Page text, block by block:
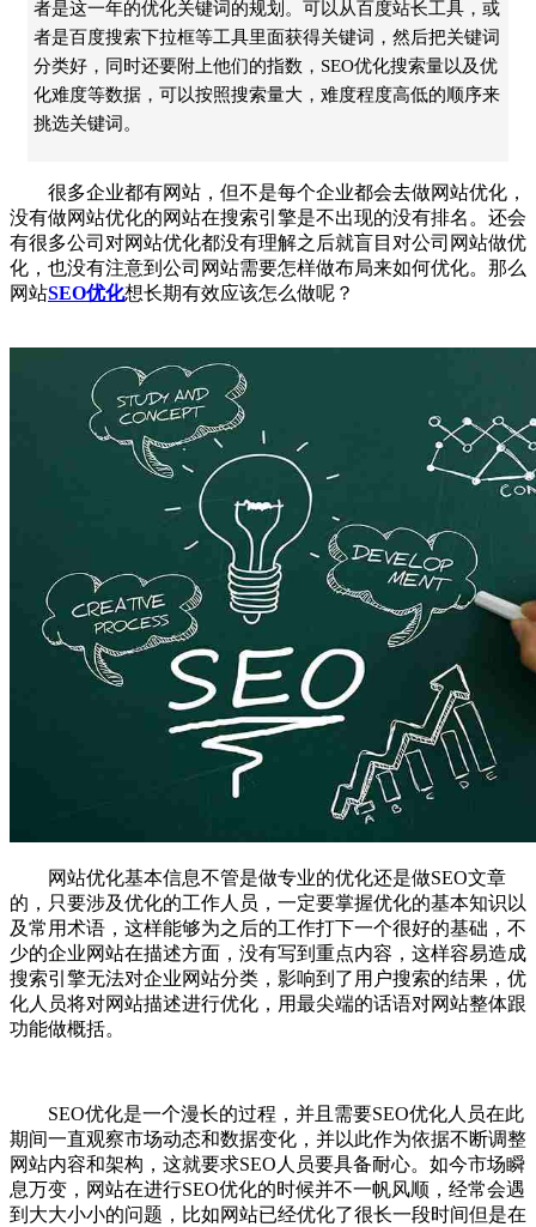
者是这一年的优化关键词的规划。可以从百度站长工具，或
者是百度搜索下拉框等工具里面获得关键词，然后把关键词
分类好，同时还要附上他们的指数，SEO优化搜索量以及优
化难度等数据，可以按照搜索量大，难度程度高低的顺序来
挑选关键词。
很多企业都有网站，但不是每个企业都会去做网站优化，
没有做网站优化的网站在搜索引擎是不出现的没有排名。还会
有很多公司对网站优化都没有理解之后就盲目对公司网站做优
化，也没有注意到公司网站需要怎样做布局来如何优化。那么
网站SEO优化想长期有效应该怎么做呢？
网站优化基本信息不管是做专业的优化还是做SEO文章
的，只要涉及优化的工作人员，一定要掌握优化的基本知识以
及常用术语，这样能够为之后的工作打下一个很好的基础，不
少的企业网站在描述方面，没有写到重点内容，这样容易造成
搜索引擎无法对企业网站分类，影响到了用户搜索的结果，优
化人员将对网站描述进行优化，用最尖端的话语对网站整体跟
功能做概括。
SEO优化是一个漫长的过程，并且需要SEO优化人员在此
期间一直观察市场动态和数据变化，并以此作为依据不断调整
网站内容和架构，这就要求SEO人员要具备耐心。如今市场瞬
息万变，网站在进行SEO优化的时候并不一帆风顺，经常会遇
到大大小小的问题，比如网站已经优化了很长一段时间但是在